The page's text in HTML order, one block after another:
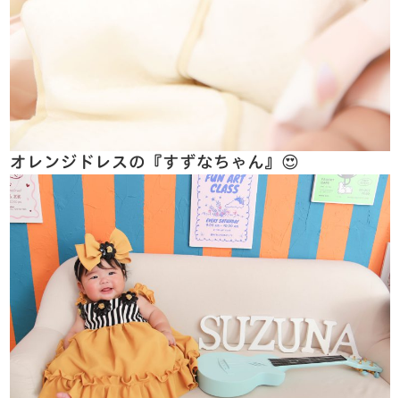
オレンジドレスの『すずなちゃん』😍